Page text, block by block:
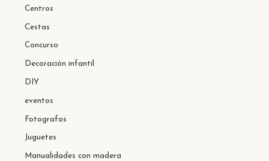
Centros
Cestas
Concurso
Decoración infantil
DIY
eventos
Fotografos
Juguetes
Manualidades con madera